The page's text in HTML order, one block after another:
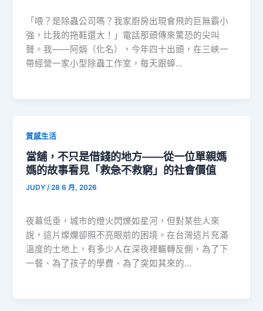
「喂？是除蟲公司嗎？我家廚房出現會飛的巨無霸小
強，比我的拖鞋還大！」電話那頭傳來驚恐的尖叫
聲。我——阿娟（化名），今年四十出頭，在三峽一
帶經營一家小型除蟲工作室，每天跟蟑…
質感生活
當舖，不只是借錢的地方——從一位單親媽
媽的故事看見「救急不救窮」的社會價值
JUDY/28 6 月, 2026
夜幕低垂，城市的燈火閃爍如星河，但對某些人來
說，這片燦爛卻照不亮眼前的困境。在台灣這片充滿
溫度的土地上，有多少人在深夜裡輾轉反側，為了下
一餐、為了孩子的學費、為了突如其來的…